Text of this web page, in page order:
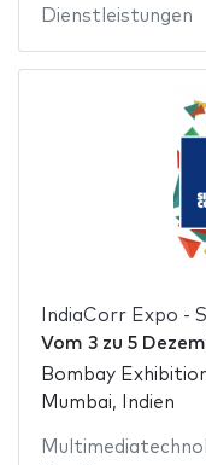
Dienstleistungen
IndiaCorr Expo -
Vom 3zu 5
Bombay
Mumbai, Indien